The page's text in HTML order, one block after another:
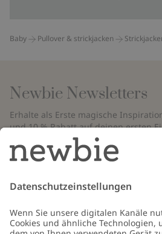
Baby Pullover & strickjacken
Newbie Newsletters
Erhalte als Erste magische
und 10 % Rabatt auf deinen ersten
*Gilt nur für deine erste Bestellung und ist
oder Angeboten kombinierbar. Gilt nicht für
überprüfe deinen Spam-Ordner. Lies unsere